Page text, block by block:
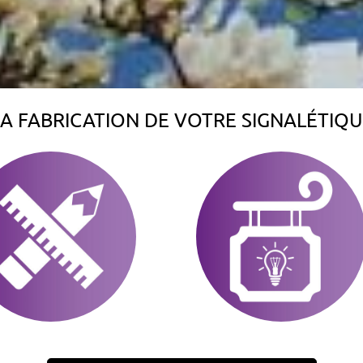
FABRICATION DE VOTRE